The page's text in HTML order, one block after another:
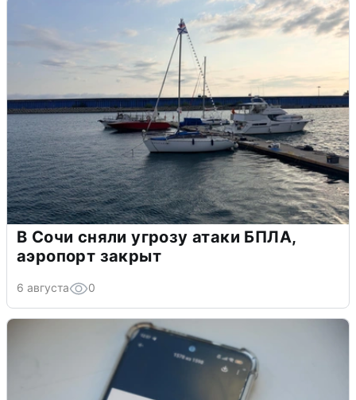
В Сочи сняли угрозу атаки БПЛА,
аэропорт закрыт
6 августа 0